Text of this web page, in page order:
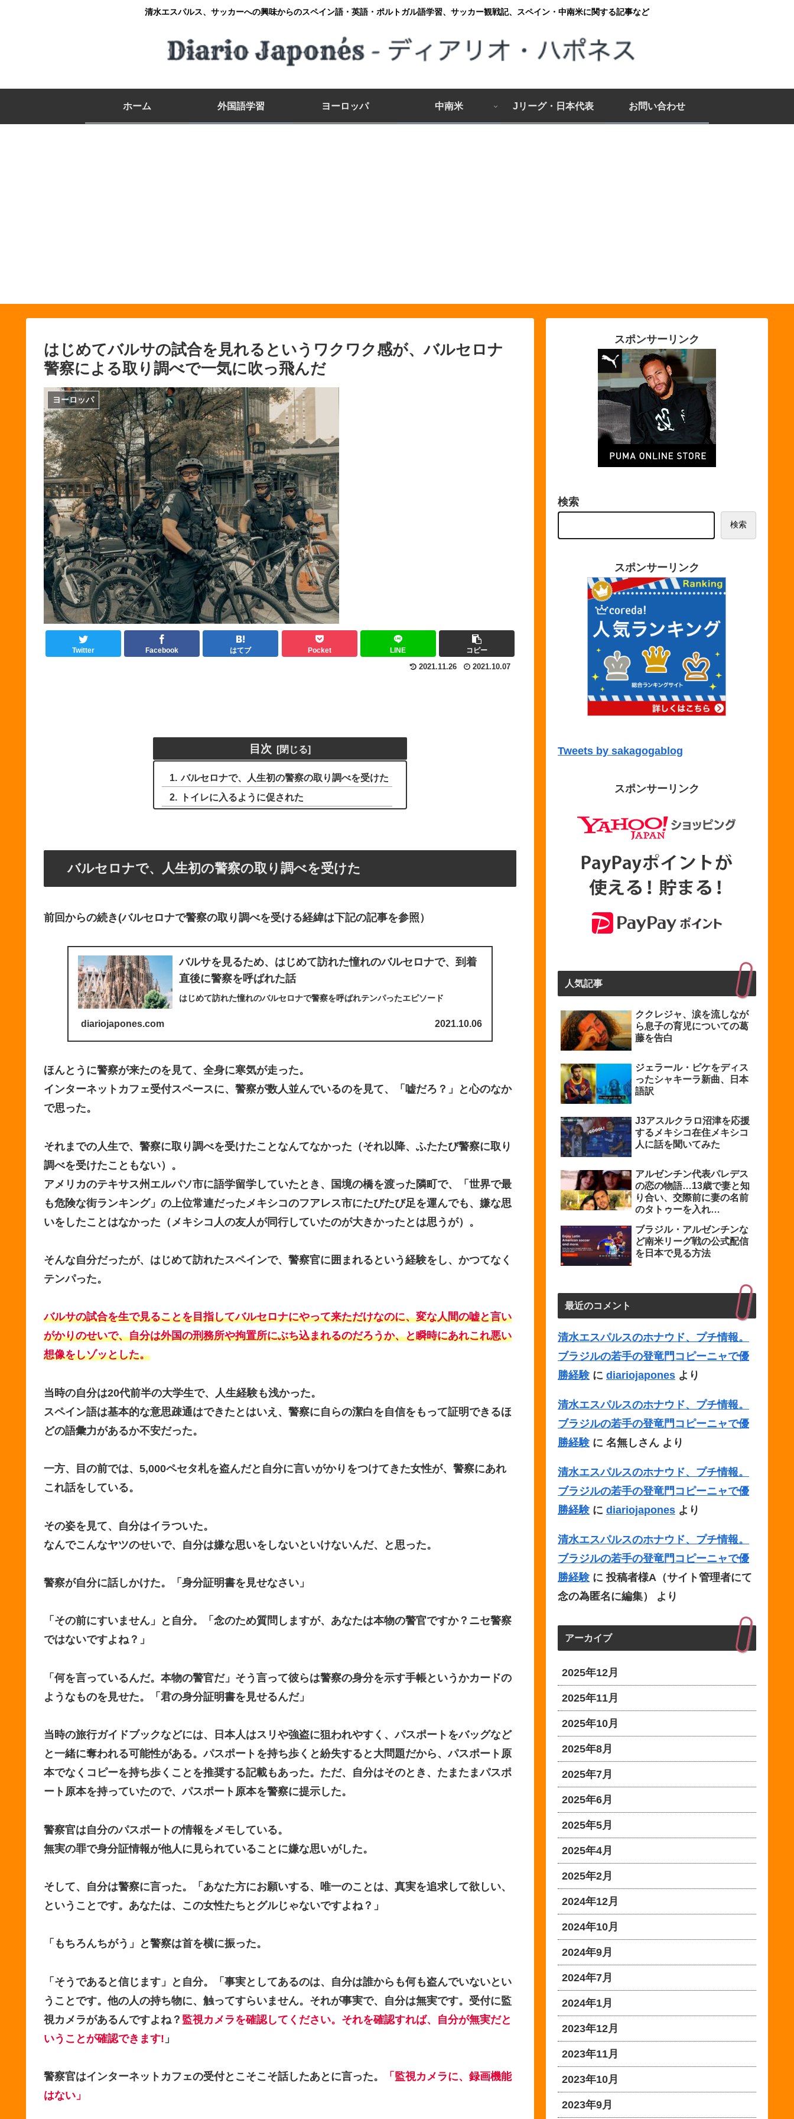
清水エスパルス、サッカーへの興味からのスペイン語・英語・ポルトガル語学習、サッカー観戦記、スペイン・中南米に関する記事など
ホーム 外国語学習 ヨーロッパ 中南米 Jリーグ・日本代表 お問い合わせ
はじめてバルサの試合を見れるというワクワク感が、バルセロナ
警察による取り調べで一気に吹っ飛んだ
ヨーロッパ
Twitter Facebook はてブ Pocket LINE コピー
2021.11.26 2021.10.07
目次
バルセロナで、人生初の警察の取り調べを受けた
トイレに入るように促された
バルセロナで、人生初の警察の取り調べを受けた
前回からの続き(バルセロナで警察の取り調べを受ける経緯は下記の記事を参照）
バルサを見るため、はじめて訪れた憧れのバルセロナで、到着
直後に警察を呼ばれた話
はじめて訪れた憧れのバルセロナで警察を呼ばれテンパったエピソード
diariojapones.com 2021.10.06
ほんとうに警察が来たのを見て、全身に寒気が走った。
インターネットカフェ受付スペースに、警察が数人並んでいるのを見て、「嘘だろ？」と心のなか
で思った。
それまでの人生で、警察に取り調べを受けたことなんてなかった（それ以降、ふたたび警察に取り
調べを受けたこともない）。
アメリカのテキサス州エルパソ市に語学留学していたとき、国境の橋を渡った隣町で、「世界で最
も危険な街ランキング」の上位常連だったメキシコのフアレス市にたびたび足を運んでも、嫌な思
いをしたことはなかった（メキシコ人の友人が同行していたのが大きかったとは思うが）。
そんな自分だったが、はじめて訪れたスペインで、警察官に囲まれるという経験をし、かつてなく
テンパった。
バルサの試合を生で見ることを目指してバルセロナにやって来ただけなのに、変な人間の嘘と言い
がかりのせいで、自分は外国の刑務所や拘置所にぶち込まれるのだろうか、と瞬時にあれこれ悪い
想像をしゾッとした。
当時の自分は20代前半の大学生で、人生経験も浅かった。
スペイン語は基本的な意思疎通はできたとはいえ、警察に自らの潔白を自信をもって証明できるほ
どの語彙力があるか不安だった。
一方、目の前では、5,000ペセタ札を盗んだと自分に言いがかりをつけてきた女性が、警察にあれ
これ話をしている。
その姿を見て、自分はイラついた。
なんでこんなヤツのせいで、自分は嫌な思いをしないといけないんだ、と思った。
警察が自分に話しかけた。 「身分証明書を見せなさい」
「その前にすいません」 と自分。
「念のため質問しますが、あなたは本物の警官ですか？ニセ警察
ではないですよね？」
「何を言っているんだ。本物の警官だ」 そう言って彼らは警察の身分を示す手帳というかカードの
ようなものを見せた。
「君の身分証明書を見せるんだ」
当時の旅行ガイドブックなどには、日本人はスリや強盗に狙われやすく、パスポートをバッグなど
と一緒に奪われる可能性がある。パスポートを持ち歩くと紛失すると大問題だから、パスポート原
本でなくコピーを持ち歩くことを推奨する記載もあった。ただ、自分はそのとき、たまたまパスポ
ート原本を持っていたので、パスポート原本を警察に提示した。
警察官は自分のパスポートの情報をメモしている。
無実の罪で身分証情報が他人に見られていることに嫌な思いがした。
そして、自分は警察に言った。
「あなた方にお願いする、唯一のことは、真実を追求して欲しい、
ということです。あなたは、この女性たちとグルじゃないですよね？」
「もちろんちがう」 と警察は首を横に振った。
「そうであると信じます」 と自分。
「事実としてあるのは、自分は誰からも何も盗んでいないとい
うことです。他の人の持ち物に、触ってすらいません。それが事実で、自分は無実です。受付に監
視カメラがあるんですよね？ 監視カメラを確認してください。それを確認すれば、自分が無実だと
いうことが確認できます! 」
警察官はインターネットカフェの受付とこそこそ話したあとに言った。
「監視カメラに、録画機能
はない」
スポンサーリンク
検索
検索
スポンサーリンク
Tweets by sakagogablog
スポンサーリンク
人気記事
ククレジャ、涙を流しなが
ら息子の育児についての葛
藤を告白
ジェラール・ピケをディス
ったシャキーラ新曲、日本
語訳
J3アスルクラロ沼津を応援
するメキシコ在住メキシコ
人に話を聞いてみた
アルゼンチン代表パレデス
の恋の物語…13歳で妻と知
り合い、交際前に妻の名前
のタトゥーを入れ…
ブラジル・アルゼンチンな
ど南米リーグ戦の公式配信
を日本で見る方法
最近のコメント
清水エスパルスのホナウド、プチ情報。
ブラジルの若手の登竜門コピーニャで優
勝経験 に diariojapones より
清水エスパルスのホナウド、プチ情報。
ブラジルの若手の登竜門コピーニャで優
勝経験 に 名無しさん より
清水エスパルスのホナウド、プチ情報。
ブラジルの若手の登竜門コピーニャで優
勝経験 に diariojapones より
清水エスパルスのホナウド、プチ情報。
ブラジルの若手の登竜門コピーニャで優
勝経験 に投稿者様A（サイト管理者にて
念の為匿名に編集）
より
アーカイブ
2025年12月
2025年11月
2025年10月
2025年8月
2025年7月
2025年6月
2025年5月
2025年4月
2025年2月
2024年12月
2024年10月
2024年9月
2024年7月
2024年1月
2023年12月
2023年11月
2023年10月
2023年9月